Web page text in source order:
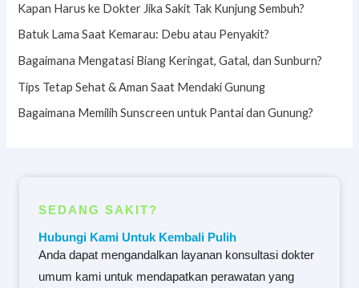
Kapan Harus ke Dokter Jika Sakit Tak Kunjung Sembuh?
Batuk Lama Saat Kemarau: Debu atau Penyakit?
Bagaimana Mengatasi Biang Keringat, Gatal, dan Sunburn?
Tips Tetap Sehat & Aman Saat Mendaki Gunung
Bagaimana Memilih Sunscreen untuk Pantai dan Gunung?
SEDANG SAKIT?
Hubungi Kami Untuk Kembali Pulih
Anda dapat mengandalkan layanan konsultasi dokter
umum kami untuk mendapatkan perawatan yang